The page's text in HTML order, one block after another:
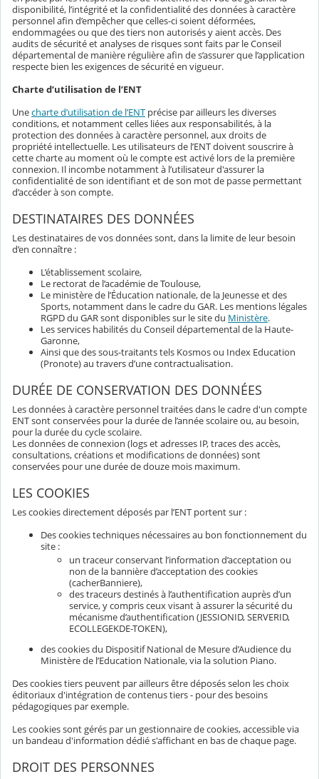
disponibilité, l’intégrité et la confidentialité des données à caractère
personnel afin d’empêcher que celles-ci soient déformées,
endommagées ou que des tiers non autorisés y aient accès. Des
audits de sécurité et analyses de risques sont faits par le Conseil
départemental de manière régulière afin de s’assurer que l’application
respecte bien les exigences de sécurité en vigueur.
Charte d’utilisation de l’ENT
Unecharte d’utilisation de l’ENT précise par ailleurs les diverses
conditions, et notamment celles liées aux responsabilités, à la
protection des données à caractère personnel, aux droits de
propriété intellectuelle. Les utilisateurs de l’ENT doivent souscrire à
cette charte au moment où le compte est activé lors de la première
connexion. Il incombe notamment à l’utilisateur d'assurer la
confidentialité de son identifiant et de son mot de passe permettant
d’accéder à son compte.
DESTINATAIRES DES DONNÉES
Les destinataires de vos données sont, dans la limite de leur besoin
d’en connaître :
L’établissement scolaire,
Le rectorat de l’académie de Toulouse,
Le ministère de l’Éducation nationale, de la Jeunesse et des
Sports, notamment dans le cadre du GAR. Les mentions légales
RGPD du GAR sont disponibles sur le site du Ministère.
Les services habilités du Conseil départemental de la Haute-
Garonne,
Ainsi que des sous-traitants tels Kosmos ou Index Education
(Pronote) au travers d’une contractualisation.
DURÉE DE CONSERVATION DES DONNÉES
Les données à caractère personnel traitées dans le cadre d'un compte
ENT sont conservées pour la durée de l’année scolaire ou, au besoin,
pour la durée du cycle scolaire.
Les données de connexion (logs et adresses IP, traces des accès,
consultations, créations et modifications de données) sont
conservées pour une durée de douze mois maximum.
LES COOKIES
Les cookies directement déposés par l’ENT portent sur :
Des cookies techniques nécessaires au bon fonctionnement du
site :
un traceur conservant l’information d’acceptation ou
non de la bannière d’acceptation des cookies
(cacherBanniere),
des traceurs destinés à l’authentification auprès d’un
service, y compris ceux visant à assurer la sécurité du
mécanisme d’authentification (JESSIONID, SERVERID,
ECOLLEGEKDE-TOKEN),
des cookies du Dispositif National de Mesure d’Audience du
Ministère de l’Education Nationale, via la solution Piano.
Des cookies tiers peuvent par ailleurs être déposés selon les choix
éditoriaux d'intégration de contenus tiers - pour des besoins
pédagogiques par exemple.
Les cookies sont gérés par un gestionnaire de cookies, accessible via
un bandeau d'information dédié s'affichant en bas de chaque page.
DROIT DES PERSONNES